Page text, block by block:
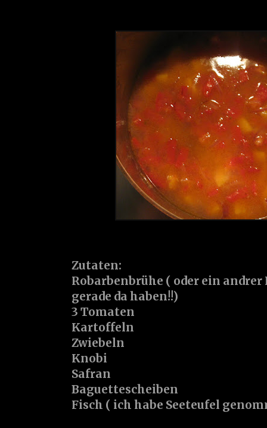
Zutaten:
Robarbenbrühe ( oder ein andrer
gerade da haben!!)
3 Tomaten
Kartoffeln
Zwiebeln
Knobi
Safran
Baguettescheiben
Fisch ( ich habe Seeteufel